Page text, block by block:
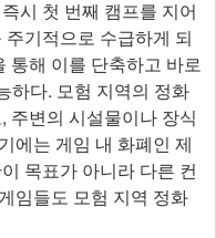
시 첫 번째 캠프를 지어
기적으로 수급하게 되
통해 이를 단축하고 바로
하다. 모험 지역의 정화
주변의 시설물이나 장식
에는 게임 내 화폐인 제
목표가 아니라 다른 컨
임들도 모험 지역 정화